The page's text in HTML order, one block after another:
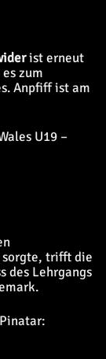
ist erneut
zum
Anpfiff ist am
U19 –
sorgte, trifft die
des Lehrgangs